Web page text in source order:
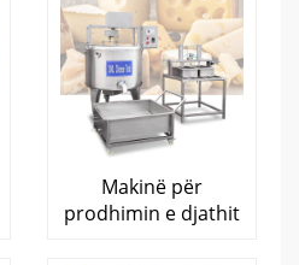
Makinë për
prodhimin e djathit